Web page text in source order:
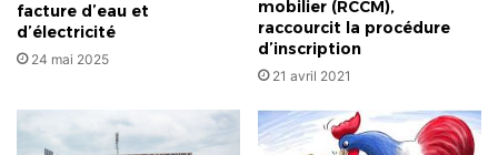
facture d’eau et
d’électricité
24 mai 2025
mobilier (RCCM),
raccourcit la procédure
d’inscription
21 avril 2021